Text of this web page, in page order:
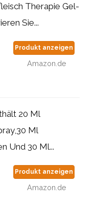
Therapie Gel-
Sie...
Produkt anzeigen
Amazon.de
20 Ml
Ml
Und 30 Ml...
Produkt anzeigen
Amazon.de